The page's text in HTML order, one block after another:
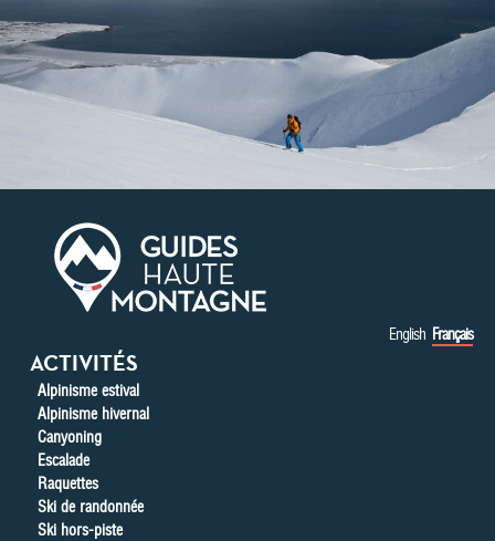
English Français
ACTIVITÉS
Alpinisme estival
Alpinisme hivernal
Canyoning
Escalade
Raquettes
Ski de randonnée
Ski hors-piste